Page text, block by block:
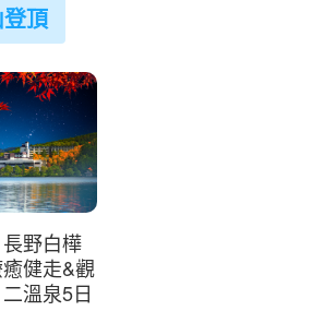
頂
長野白樺
健走&觀
溫泉5日